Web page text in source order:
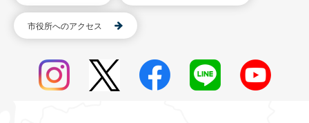
市役所へのアクセス